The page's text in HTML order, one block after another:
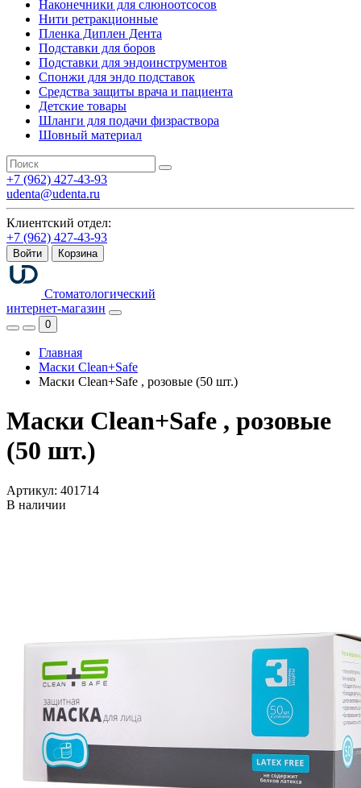
Наконечники для слюноотсосов
Нити ретракционные
Пленка Диплен Дента
Подставки для боров
Подставки для эндоинструментов
Спонжи для эндо подставок
Средства защиты врача и пациента
Детские товары
Шланги для подачи физраствора
Шовный материал
+7 (962) 427-43-93
udenta@udenta.ru
Клиентский отдел:
+7 (962) 427-43-93
Войти Корзина
Стоматологический
интернет-магазин
0
Главная
Маски Clean+Safe
Маски Clean+Safe , розовые (50 шт.)
Маски Clean+Safe , розовые
(50 шт.)
Артикул: 401714
В наличии